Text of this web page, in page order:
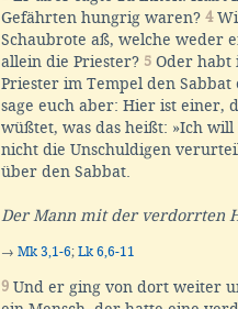
Gefährten hungrig waren? 4
Schaubrote aß, welche weder
allein die Priester? 5 Oder habt
Priester im Tempel den
sage euch aber: Hier ist einer,
wüßtet, was das heißt: »Ich
nicht die Unschuldigen
über den Sabbat.
Der Mann mit der verdorrten
→ Mk 3,1-6; Lk 6,6-11
9 Und er ging von dort weiter